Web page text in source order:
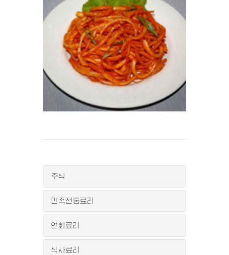
주식
민족전통료리
연회료리
식사료리